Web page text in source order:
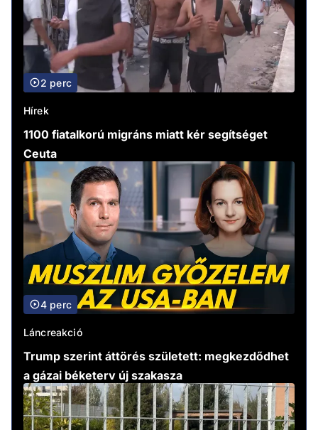
2 perc
Hírek
1100 fiatalkorú migráns miatt kér segítséget
Ceuta
4 perc
Láncreakció
Trump szerint áttörés született: megkezdődhet
a gázai béketerv új szakasza